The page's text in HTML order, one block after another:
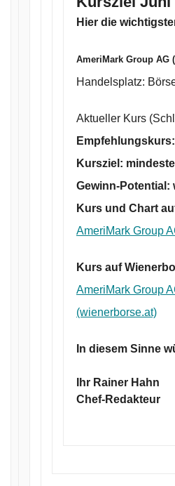
Hier die
AmeriMark Group AG
Handelsplatz:
Aktueller Kurs
Empfehlungskurs:
Kursziel:
Gewinn-Potential:
Kurs und Chart
AmeriMark Group
Kurs auf
AmeriMark Group
(wienerborse.at)
In diesem Sinne
Ihr Rainer Hahn
Chef-Redakteur